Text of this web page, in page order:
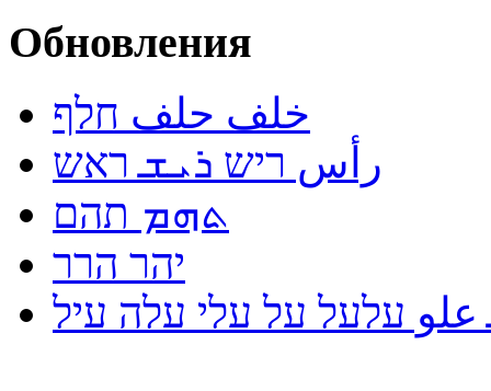
Обновления
خلف حلف חלף
رأس ריש ܪܝܫ ראש
ܬܗܡ תהם
יהר הרר
עלעל על עלי עלה עיל